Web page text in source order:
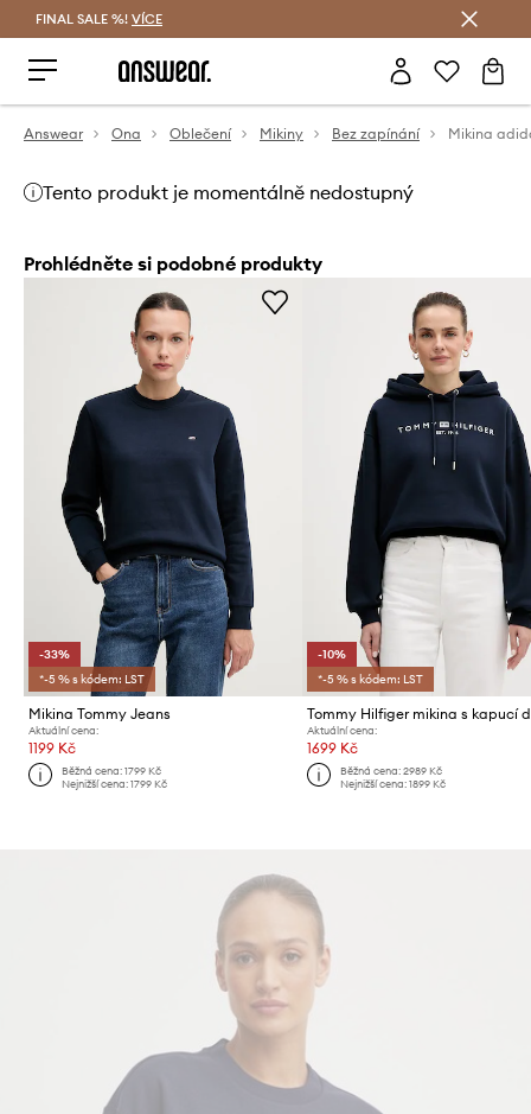
FINAL SALE %! VÍCE
Answear Ona Oblečení Mikiny Bez zapínání Mikina
Tento produkt je momentálně nedostupný
Prohlédněte si podobné produkty
-33%
*-5 % s kódem: LST
Mikina Tommy Jeans
Aktuální cena:
1199 Kč
Běžná cena:1799 Kč
Nejnižší cena:1799 Kč
-10%
*-5 % s kódem: LST
Aktuální cena:
1699 Kč
Běžná cena: 2989 Kč
Nejnižší cena: 1899 Kč